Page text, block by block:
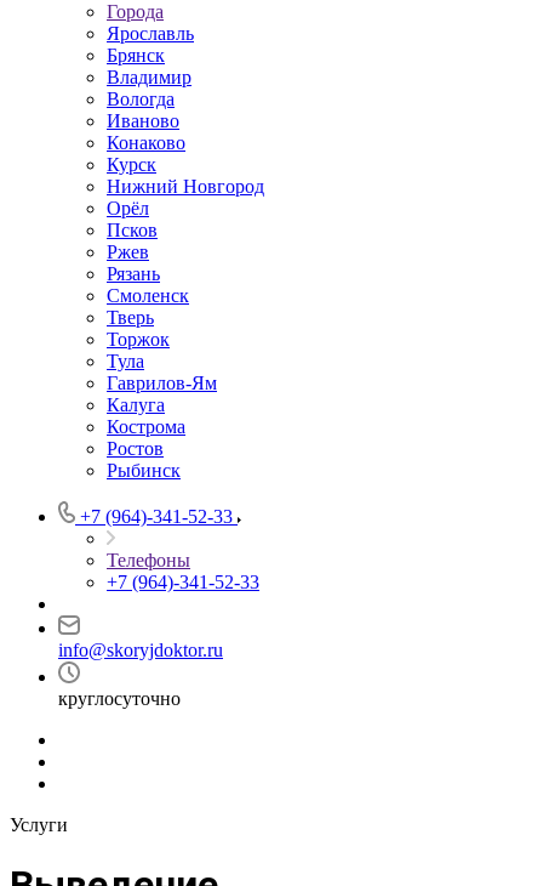
Города
Ярославль
Брянск
Владимир
Вологда
Иваново
Конаково
Курск
Нижний Новгород
Орёл
Псков
Ржев
Рязань
Смоленск
Тверь
Торжок
Тула
Гаврилов-Ям
Калуга
Кострома
Ростов
Рыбинск
+7 (964)-341-52-33
Телефоны
+7 (964)-341-52-33
info@skoryjdoktor.ru
круглосуточно
Услуги